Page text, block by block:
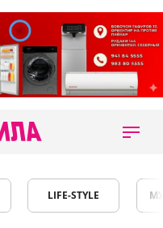
LIFE-STYLE